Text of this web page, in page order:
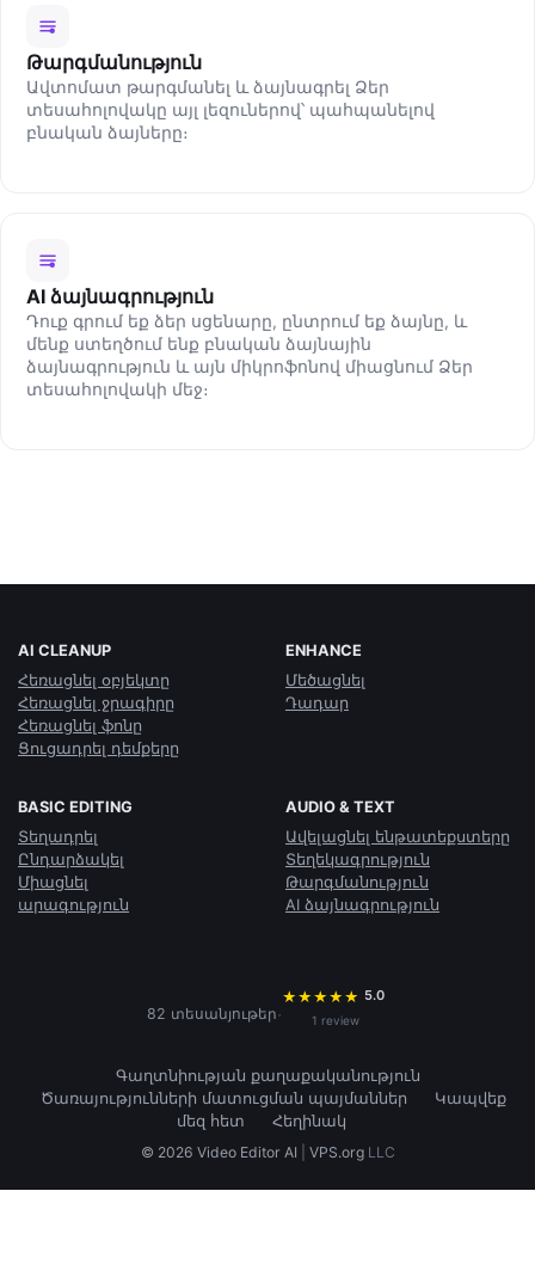
Թարգմանություն
Ավտոմատ թարգմանել և ձայնագրել Ձեր
տեսահոլովակը այլ լեզուներով՝ պահպանելով
բնական ձայները։
AI ձայնագրություն
Դուք գրում եք ձեր սցենարը, ընտրում եք ձայնը, և
մենք ստեղծում ենք բնական ձայնային
ձայնագրություն և այն միկրոֆոնով միացնում Ձեր
տեսահոլովակի մեջ։
AI CLEANUP
Հեռացնել օբյեկտը
Հեռացնել ջրագիրը
Հեռացնել ֆոնը
Ցուցադրել դեմքերը
ENHANCE
Մեծացնել
Դադար
BASIC EDITING
Տեղադրել
Ընդարձակել
Միացնել
արագություն
AUDIO & TEXT
Ավելացնել ենթատեքստերը
Տեղեկագրություն
Թարգմանություն
AI ձայնագրություն
82 տեսանյութեր·
★ ★ ★ ★ ★ 5.0
1 review
Գաղտնիության քաղաքականություն
Ծառայությունների մատուցման պայմաններ
Կապվեք
մեզ հետ
Հեղինակ
© 2026 Video Editor AI
VPS.orgLLC